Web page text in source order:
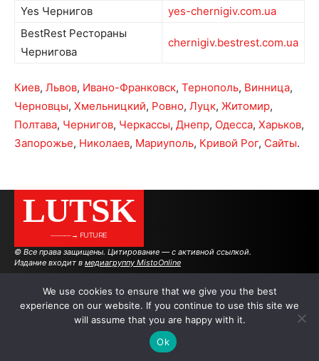
Yes Чернигов
yes-chernigiv.com.ua
BestRest Рестораны
Чернигова
chernigiv.bestrest.com.ua
Киев, Львов, Ивано-Франковск, Тернополь, Винница,
Черновцы, Хмельницкий, Ровно, Луцк, Житомир,
Полтава, Чернигов, Черкассы, Днепр, Одесса, Харьков,
Запорожье, Николаев, Мариуполь, Кривой Рог, Сайты.
LUTSK
———→ FUTURE
© Все права защищены. Цитирование — с активной ссылкой.
Издание входит в медиагруппу MistoOnline
АВТОРЫ | РЕКЛАМА НА САЙТЕ
We use cookies to ensure that we give you the best
experience on our website. If you continue to use this site we
will assume that you are happy with it.
Ok